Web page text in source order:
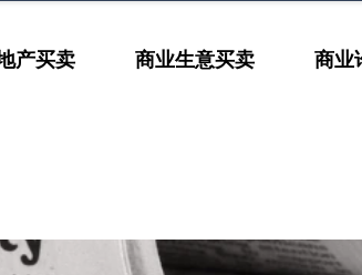
产买卖 商业生意买卖 商业